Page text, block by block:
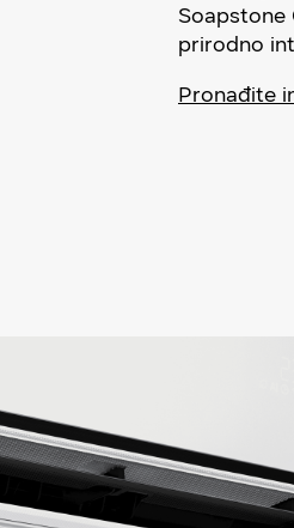
Soapstone
prirodno
Pronađite